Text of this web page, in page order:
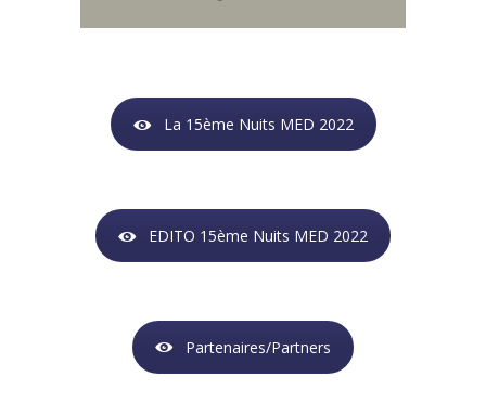
La 15ème Nuits MED 2022
EDITO 15ème Nuits MED 2022
Partenaires/Partners